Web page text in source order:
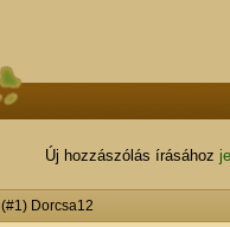
Új hozzászólás írásához
(#1) Dorcsa12